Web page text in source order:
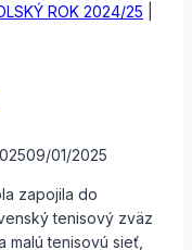
ROK 2024/25
09/01/2025
zapojila do
tenisový zväz
malú tenisovú sieť,